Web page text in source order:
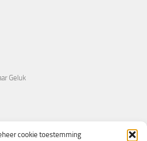
cookie toestemming
Geluk